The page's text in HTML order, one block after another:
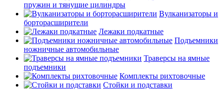
пружин и тянущие цилиндры
Вулканизаторы и
борторасширители
Лежаки подкатные
Подъемники
ножничные автомобильные
Траверсы на ямные
подъемники
Комплекты рихтовочные
Стойки и подставки